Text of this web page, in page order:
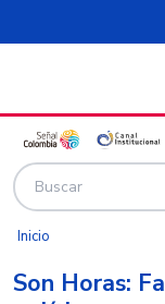
Pasar al contenido
Inicio
Son Horas: